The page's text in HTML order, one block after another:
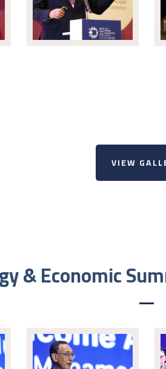
VIEW
& Economic